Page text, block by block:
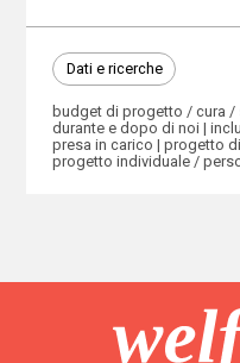
Dati e ricerche
budget di progetto / cura /
durante e dopo di noi
presa in carico
progetto
progetto individuale /